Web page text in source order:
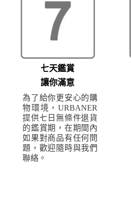
七天鑑賞
讓你滿意
為了給你更安心的購
物環境，URBANER
提供七日無條件退貨
的鑑賞期，在期間內
如果對商品有任何問
題，歡迎隨時與我們
聯絡。